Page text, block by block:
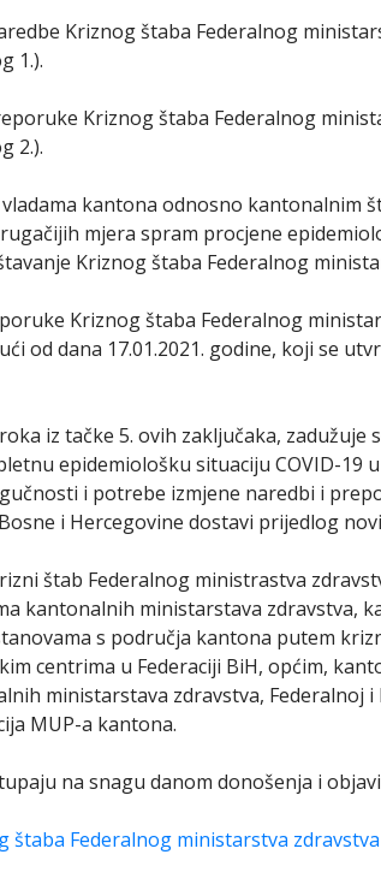
Kriznog štaba Federalnog
1.).
Kriznog štaba Federalnog
2.).
vladama kantona odnosno kantonalnim
mjera spram procjene
Kriznog štaba Federalnog
Kriznog štaba Federalnog
od dana 17.01.2021. godine, koji se
iz tačke 5. ovih zaključaka,
epidemiološku situaciju COVID-19
i potrebe izmjene naredbi i
i Hercegovine dostavi prijedlog
štab Federalnog ministrastva
kantonalnih ministarstava zdravstva,
s područja kantona putem
centrima u Federaciji BiH, općim,
ministarstava zdravstva, Federalnoj
MUP-a kantona.
na snagu danom donošenja i
štaba Federalnog ministarstva zdravstva